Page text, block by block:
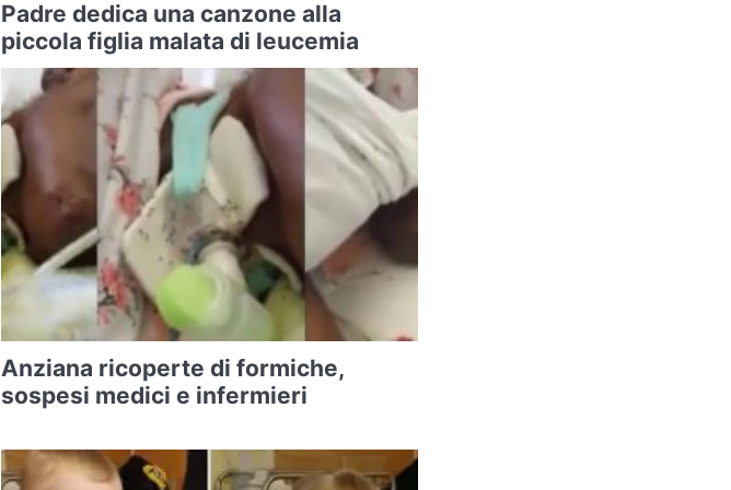
Padre dedica una canzone alla
piccola figlia malata di leucemia
Anziana ricoperte di formiche,
sospesi medici e infermieri